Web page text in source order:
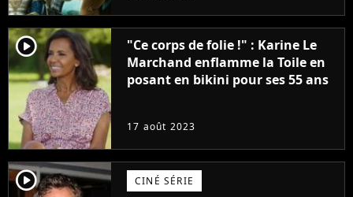
player2
"Ce corps de folie !" : Karine Le
Marchand enflamme la Toile en
posant en bikini pour ses 55 ans
17 août 2023
player2 CINÉ SÉRIE